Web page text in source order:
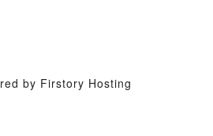
by Firstory Hosting